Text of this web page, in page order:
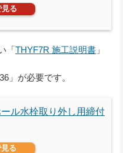
る
「THYF7R 施工説明書 」
」が必要です。
ル水栓取り外し用締付
る